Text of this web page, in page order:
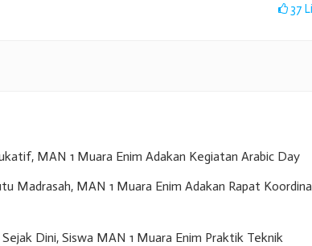
37
MAN 1 Muara Enim Adakan Kegiatan Arabic Day
Madrasah, MAN 1 Muara Enim Adakan Rapat
Dini, Siswa MAN 1 Muara Enim Praktik Teknik